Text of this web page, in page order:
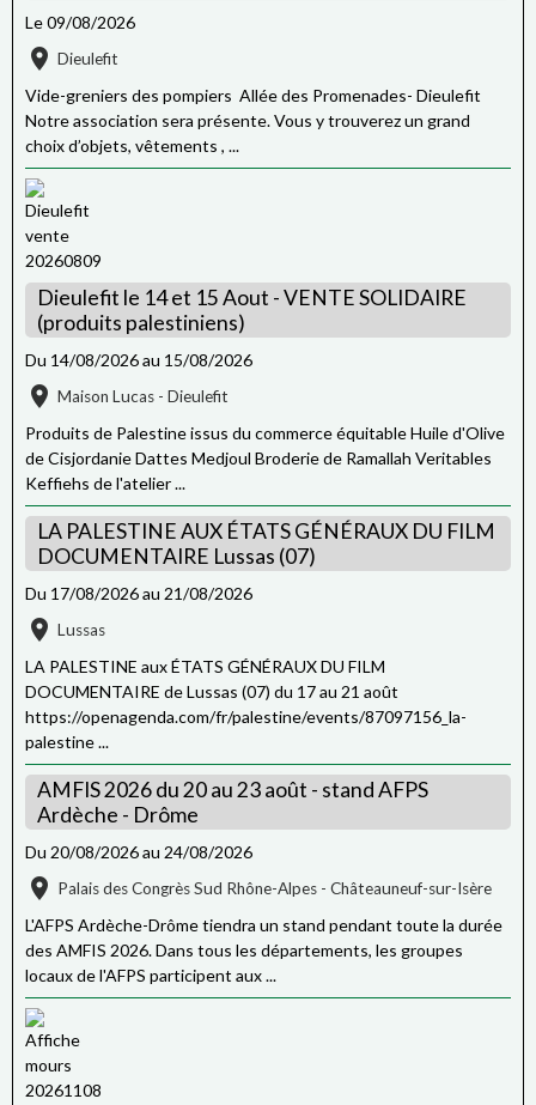
Le 09/08/2026
Dieulefit
Vide-greniers des pompiers Allée des Promenades- Dieulefit
Notre association sera présente. Vous y trouverez un grand
choix d’objets, vêtements , ...
Dieulefit le 14 et 15 Aout - VENTE SOLIDAIRE
(produits palestiniens)
Du 14/08/2026au 15/08/2026
Maison Lucas - Dieulefit
Produits de Palestine issus du commerce équitable Huile d'Olive
de Cisjordanie Dattes Medjoul Broderie de Ramallah Veritables
Keffiehs de l'atelier ...
LA PALESTINE AUX ÉTATS GÉNÉRAUX DU FILM
DOCUMENTAIRE Lussas (07)
Du 17/08/2026au 21/08/2026
Lussas
LA PALESTINE aux ÉTATS GÉNÉRAUX DU FILM
DOCUMENTAIRE de Lussas (07) du 17 au 21 août
https://openagenda.com/fr/palestine/events/87097156_la-
palestine ...
AMFIS 2026 du 20 au 23 août - stand AFPS
Ardèche - Drôme
Du 20/08/2026au 24/08/2026
Palais des Congrès Sud Rhône-Alpes - Châteauneuf-sur-Isère
L'AFPS Ardèche-Drôme tiendra un stand pendant toute la durée
des AMFIS 2026. Dans tous les départements, les groupes
locaux de l'AFPS participent aux ...